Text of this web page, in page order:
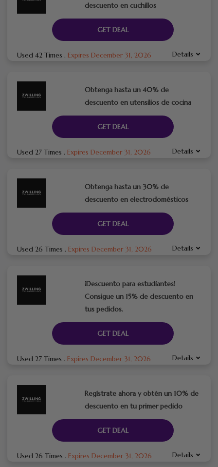
descuento en cuchillos
GET DEAL
Used 42 Times . Expires December 31, 2026 Details
Obtenga hasta un 40% de
descuento en utensilios de cocina
GET DEAL
Used 27 Times . Expires December 31, 2026 Details
Obtenga hasta un 30% de
descuento en electrodomésticos
GET DEAL
Used 26 Times . Expires December 31, 2026 Details
¡Descuento para estudiantes!
Consigue un 15% de descuento en
tus pedidos.
GET DEAL
Used 27 Times . Expires December 31, 2026 Details
Regístrate ahora y obtén un 10% de
descuento en tu primer pedido
GET DEAL
Used 26 Times . Expires December 31, 2026 Details